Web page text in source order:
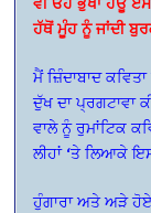
ਹੱਥੋਂ ਮੂੰਹ ਨੂੰ ਜਾਂਦੀ
ਮੈਂ ਜ਼ਿੰਦਾਬਾਦ
ਦੁੱਖ ਦਾ ਪ੍ਰਗਟਾਵਾ
ਵਾਲੇ ਨੂੰ ਰੁਮਾਂਟਿਕ
ਲੀਹਾਂ ‘ਤੇ ਲਿਆਕੇ
ਹੁੰਗਾਰਾ ਅਤੇ ਅੜੇ